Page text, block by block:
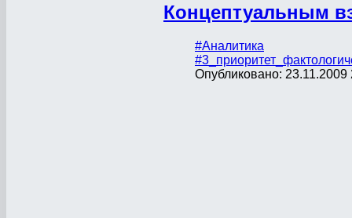
Концептуальным
#Аналитика
Опубликовано: 23.11.2009